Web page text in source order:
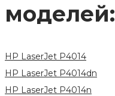
моделей:
HP LaserJet P4014
HP LaserJet P4014dn
HP LaserJet P4014n